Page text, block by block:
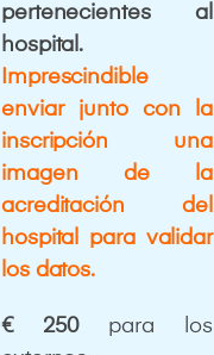
pertenecientes al
hospital.
Imprescindible
enviar junto con la
inscripción una
imagen de la
acreditación del
hospital para validar
los datos.
€ 250para los